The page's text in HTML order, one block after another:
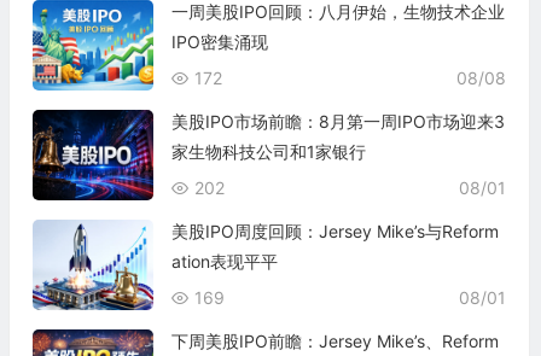
一周美股IPO回顾：八月伊始，生物技术企业
IPO密集涌现
08/08
172
美股IPO市场前瞻：8月第一周IPO市场迎来3
家生物科技公司和1家银行
08/01
202
美股IPO周度回顾：Jersey Mike’s与Reform
ation表现平平
08/01
169
下周美股IPO前瞻：Jersey Mike’s、Reform